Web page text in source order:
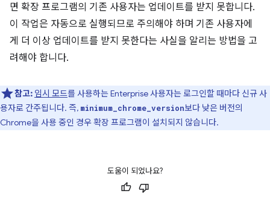
면 확장 프로그램의 기존 사용자는 업데이트를 받지 못합니다.
이 작업은 자동으로 실행되므로 주의해야 하며 기존 사용자에
게 더 이상 업데이트를 받지 못한다는 사실을 알리는 방법을 고
려해야 합니다.
참고: 임시 모드를 사용하는 Enterprise 사용자는 로그인할 때마다 신규 사
용자로 간주됩니다. 즉, minimum_chrome_version보다 낮은 버전의
Chrome을 사용 중인 경우 확장 프로그램이 설치되지 않습니다.
도움이 되었나요?